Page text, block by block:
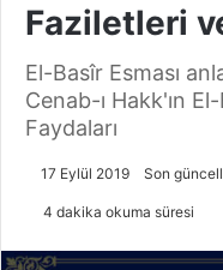
Faziletleri
El-Basîr Esması
Cenab-ı Hakk'ın
Faydaları
17 Eylül 2019 Son
4 dakika okuma süresi